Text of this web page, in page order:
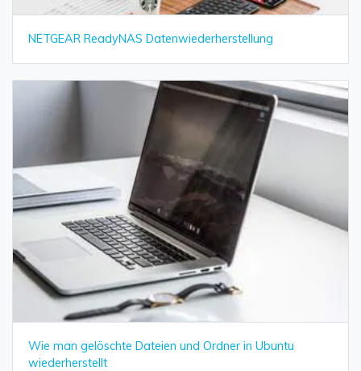
NETGEAR ReadyNAS Datenwiederherstellung
Wie man gelöschte Dateien und Ordner in Ubuntu
wiederherstellt